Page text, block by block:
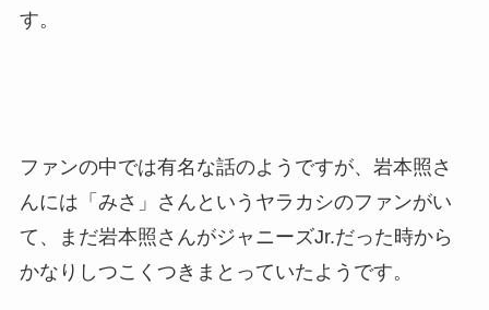
す。
ファンの中では有名な話のようですが、岩本照さ
んには「みさ」さんというヤラカシのファンがい
て、まだ岩本照さんがジャニーズJr.だった時から
かなりしつこくつきまとっていたようです。